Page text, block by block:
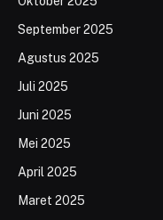
September 2025
Agustus 2025
Juli 2025
Juni 2025
Mei 2025
April 2025
Maret 2025